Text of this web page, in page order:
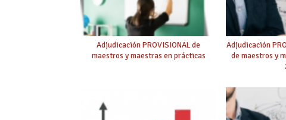
Adjudicación PROVISIONAL de
maestros y maestras en prácticas
Adjudicación
de maestros y